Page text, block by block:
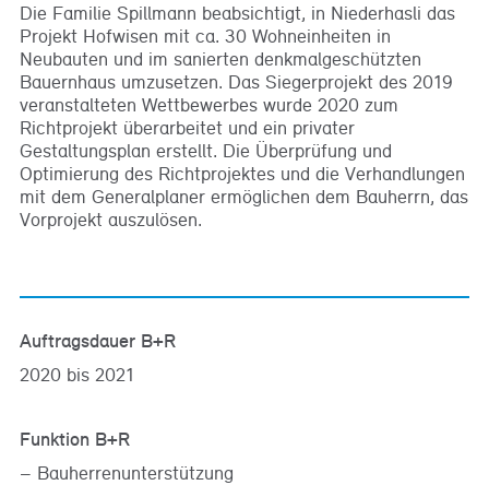
Die Familie Spillmann beabsichtigt, in Niederhasli das
Projekt Hofwisen mit ca. 30 Wohneinheiten in
Neubauten und im sanierten denkmalgeschützten
Bauernhaus umzusetzen. Das Siegerprojekt des 2019
veranstalteten Wettbewerbes wurde 2020 zum
Richtprojekt überarbeitet und ein privater
Gestaltungsplan erstellt. Die Überprüfung und
Optimierung des Richtprojektes und die Verhandlungen
mit dem Generalplaner ermöglichen dem Bauherrn, das
Vorprojekt auszulösen.
Auftragsdauer B+R
2020 bis 2021
Funktion B+R
Bauherrenunterstützung